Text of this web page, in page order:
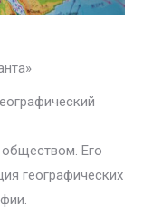
Его
географических